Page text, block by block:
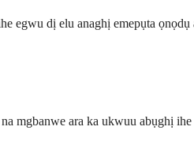
egwu dị elu anaghị emepụta ọnọdụ
mgbanwe ara ka ukwuu abụghị